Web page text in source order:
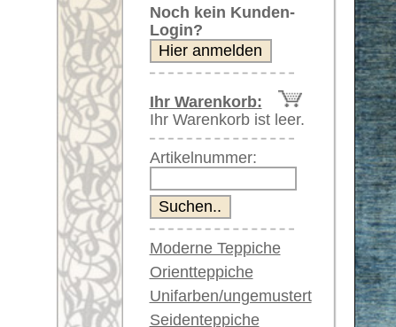
Moderne Teppiche
Orientteppiche
Unifarben/ungemustert
Seidenteppiche
Große Teppiche
(über 300x200 cm)
Sehr große XL Teppiche
(über 400x200 cm)
Riesige XXL Teppiche
(über 600x200 cm)
Läufer / Galerien
Runde & ovale Teppiche
Antike Teppiche
Antike China Teppiche
Blaue Teppiche
Graue Teppiche
Braune Teppiche
Blaue Teppiche
Grüne Teppiche
Rot/pink/flieder/lila
Beige/hell/cremefarben
Weitere größere Bilder (öffnen
Bitte klicken Sie auf die kleinen
Hauptbild
Artikelnummer:
59849
Name/Provenienz:
Neo
Ursprungsland:
Größe:
202 x
Alter:
neu
Flor: Wolle
Musterung: